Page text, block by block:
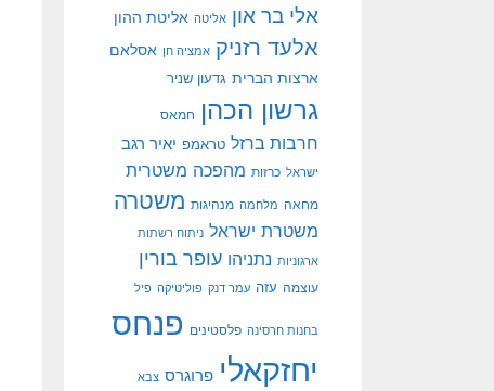
אלי בר און אליטה אליטת ההון
אלעד רזניק אמציה חן אסלאם
ארצות הברית גדעון שניר
גרשון הכהן חמאס
חרבות ברזל טראמפ יאיר רגב
ישראל כרזות מהפכה משטרית
מחאה מלחמה מנהיגות משטרה
משטרת ישראל ניתוח רשתות
ארגוניות נתניהו עופר בורין
עוצמה עזה עמר דנק פוליטיקה פיל
בחנות חרסינה פלסטינים פנחס
יחזקאלי פרוגרס צבא